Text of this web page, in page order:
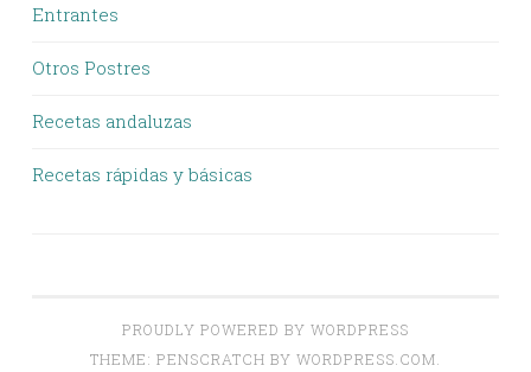
Entrantes
Otros Postres
Recetas andaluzas
Recetas rápidas y básicas
PROUDLY POWERED BY WORDPRESS
THEME: PENSCRATCH BY WORDPRESS.COM